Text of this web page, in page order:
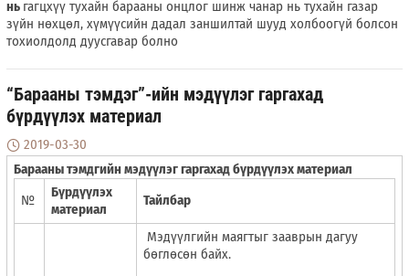
нь гагцхүү тухайн барааны онцлог шинж чанар нь тухайн газар
зүйн нөхцөл, хүмүүсийн дадал заншилтай шууд холбоогүй болсон
тохиолдолд дуусгавар болно
“Барааны тэмдэг”-ийн мэдүүлэг гаргахад
бүрдүүлэх материал
2019-03-30
Барааны тэмдгийн мэдүүлэг гаргахад бүрдүүлэх материал
№
Бүрдүүлэх
материал
Тайлбар
Мэдүүлгийн маягтыг зааврын дагуу
бөглөсөн байх.